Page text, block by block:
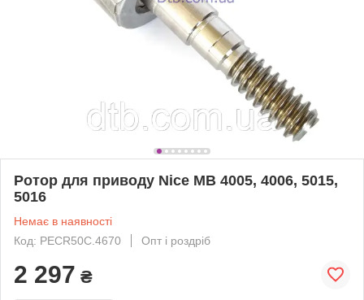
Ротор для приводу Nice MB 4005, 4006, 5015,
5016
Немає в наявності
Код: PECR50C.4670
Опт і роздріб
2 297 ₴